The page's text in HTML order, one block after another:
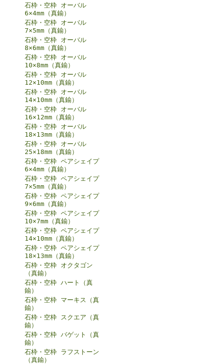
石枠・空枠 オーバル
6×4mm（真鍮）
石枠・空枠 オーバル
7×5mm（真鍮）
石枠・空枠 オーバル
8×6mm（真鍮）
石枠・空枠 オーバル
10×8mm（真鍮）
石枠・空枠 オーバル
12×10mm（真鍮）
石枠・空枠 オーバル
14×10mm（真鍮）
石枠・空枠 オーバル
16×12mm（真鍮）
石枠・空枠 オーバル
18×13mm（真鍮）
石枠・空枠 オーバル
25×18mm（真鍮）
石枠・空枠 ペアシェイプ
6×4mm（真鍮）
石枠・空枠 ペアシェイプ
7×5mm（真鍮）
石枠・空枠 ペアシェイプ
9×6mm（真鍮）
石枠・空枠 ペアシェイプ
10×7mm（真鍮）
石枠・空枠 ペアシェイプ
14×10mm（真鍮）
石枠・空枠 ペアシェイプ
18×13mm（真鍮）
石枠・空枠 オクタゴン
（真鍮）
石枠・空枠 ハート（真
鍮）
石枠・空枠 マーキス（真
鍮）
石枠・空枠 スクエア（真
鍮）
石枠・空枠 バゲット（真
鍮）
石枠・空枠 ラフストーン
（真鍮）